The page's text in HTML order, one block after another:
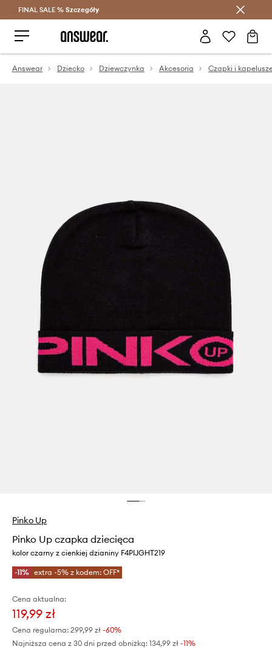
Oszczędzaj z Answear Club >
FINAL SALE % Szczegóły
Answear Dziecko Dziewczynka Akcesoria Czapki i
Pinko Up
Pinko Up czapka dziecięca
kolor czarny z cienkiej dzianiny F4PIJGHT219
-11% extra -5% z kodem: OFF*
Cena aktualna:
119,99 zł
Cena regularna: 299,99 zł -60%
Najniższa cena z 30 dni przed obniżką: 134,99 zł -11%